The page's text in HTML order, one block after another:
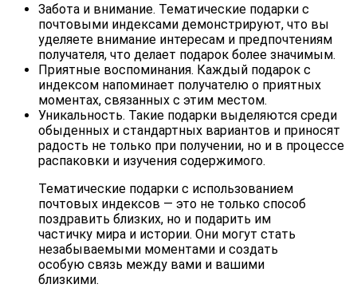
Забота и внимание. Тематические подарки с
почтовыми индексами демонстрируют, что вы
уделяете внимание интересам и предпочтениям
получателя, что делает подарок более значимым.
Приятные воспоминания. Каждый подарок с
индексом напоминает получателю о приятных
моментах, связанных с этим местом.
Уникальность. Такие подарки выделяются среди
обыденных и стандартных вариантов и приносят
радость не только при получении, но и в процессе
распаковки и изучения содержимого.
Тематические подарки с использованием
почтовых индексов — это не только способ
поздравить близких, но и подарить им
частичку мира и истории. Они могут стать
незабываемыми моментами и создать
особую связь между вами и вашими
близкими.